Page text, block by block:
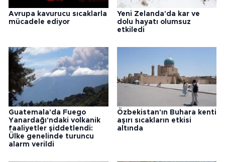
Avrupa kavurucu sıcaklarla
mücadele ediyor
Yeni Zelanda'da kar ve
dolu hayatı olumsuz
etkiledi
Guatemala'da Fuego
Yanardağı'ndaki volkanik
faaliyetler şiddetlendi:
Ülke genelinde turuncu
alarm verildi
Özbekistan'ın Buhara kenti
aşırı sıcakların etkisi
altında